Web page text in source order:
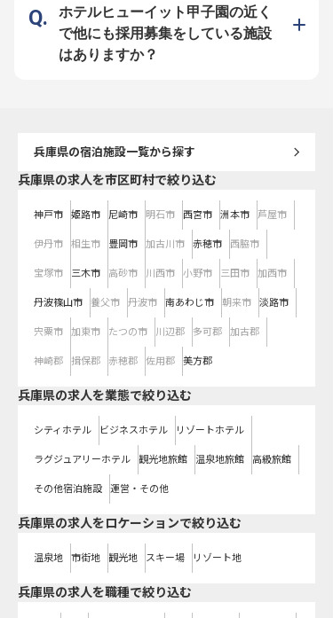
自社施設利用割引、他施設利用制度
など福利厚生も充実
SDGsゴールドステージ認証 ・自社
施設利用割引、他施設利用制度など
福利厚生も充実
SDGsゴ
施設利用
ホテルヒューイット甲子園の近く
で他にも採用募集をしている施設
はありますか？
兵庫県の宿泊施設一覧から探す
兵庫県の求人を市区町村で絞り込む
神戸市 姫路市 尼崎市 明石市 西宮市 洲本市 芦屋市
伊丹市 相生市 豊岡市 加古川市 赤穂市 西脇市
宝塚市 三木市 高砂市 川西市 小野市 三田市 加西市
丹波篠山市 養父市 丹波市 南あわじ市 朝来市 淡路市
宍粟市 加東市 たつの市 川辺郡 多可郡 加古郡
神崎郡 揖保郡 赤穂郡 佐用郡 美方郡
兵庫県の求人を業態で絞り込む
シティホテル ビジネスホテル リゾートホテル
ラグジュアリーホテル 観光地旅館 温泉地旅館 高級旅館
その他宿泊施設 運営・その他
兵庫県の求人をロケーションで絞り込む
温泉地 市街地 観光地 スキー場 リゾート地
兵庫県の求人を職種で絞り込む